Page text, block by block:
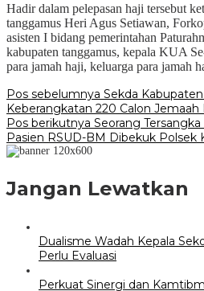
Hadir dalam pelepasan haji tersebut
tanggamus Heri Agus Setiawan,
asisten I bidang pemerintahan
kabupaten tanggamus, kepala KUA
para jamah haji, keluarga para jamah
Navigasi
pos
Pos sebelumnya Sekda
Keberangkatan 220 Calon Jemaah
Pos berikutnya Seorang
Pasien RSUD-BM Dibekuk Polsek
Jangan Lewatkan
Dualisme Wadah Kepala
Perlu Evaluasi
Perkuat Sinergi dan